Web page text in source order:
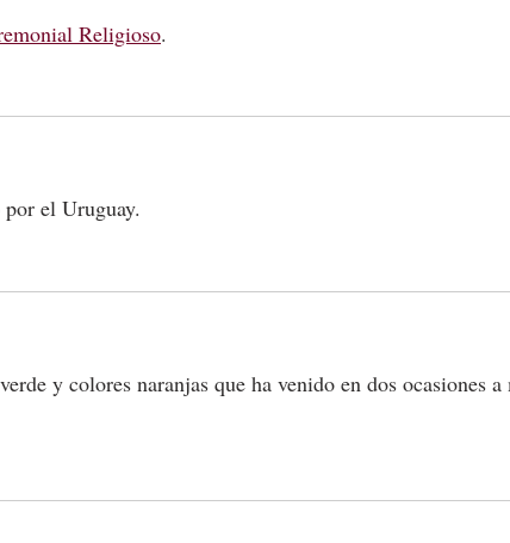
Religioso.
el Uruguay.
y colores naranjas que ha venido en dos ocasiones